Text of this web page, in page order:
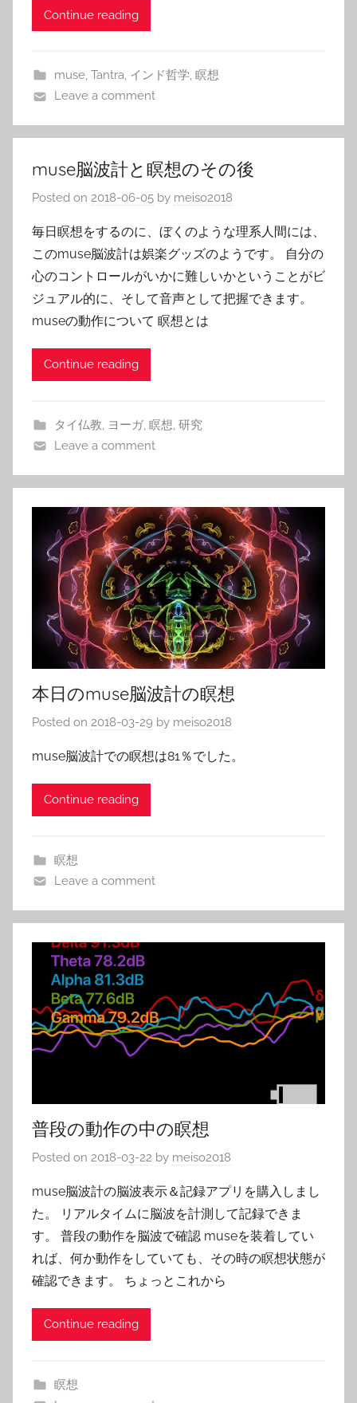
Continue reading
muse, Tantra, インド哲学, 瞑想
Leave a comment
muse脳波計と瞑想のその後
Posted on 2018-06-05 by meiso2018
毎日瞑想をするのに、ぼくのような理系人間には、
このmuse脳波計は娯楽グッズのようです。 自分の
心のコントロールがいかに難しいかということがビ
ジュアル的に、そして音声として把握できます。
museの動作について 瞑想とは
Continue reading
タイ仏教 ヨーガ, 瞑想 研究
Leave a comment
本日のmuse脳波計の瞑想
Posted on 2018-03-29 by meiso2018
muse脳波計での瞑想は81％でした。
Continue reading
瞑想
Leave a comment
普段の動作の中の瞑想
Posted on 2018-03-22 by meiso2018
muse脳波計の脳波表示＆記録アプリを購入しまし
た。 リアルタイムに脳波を計測して記録できま
す。 普段の動作を脳波で確認 museを装着してい
れば、何か動作をしていても、その時の瞑想状態が
確認できます。 ちょっとこれから
Continue reading
瞑想